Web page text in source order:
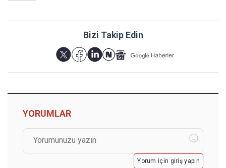
Bizi Takip Edin
YORUMLAR
Yorum için giriş yapın